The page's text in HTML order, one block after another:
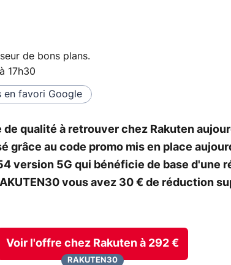
de bons plans.
17h30
en favori Google
de qualité à retrouver chez Rakuten
grâce au code promo mis en place
version 5G qui bénéficie de base d'une
vous avez 30 € de réduction
Voir l'offre chez Rakuten à 292 €
RAKUTEN30